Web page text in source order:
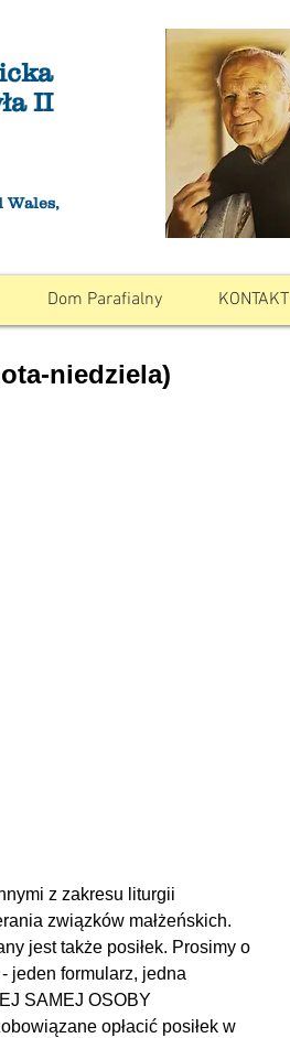
II
Wales,
Dom Parafialny KONTAKT
niedziela)
z zakresu liturgii
związków małżeńskich.
jest także posiłek. Prosimy o
jeden formularz, jedna
SAMEJ OSOBY
opłacić posiłek w